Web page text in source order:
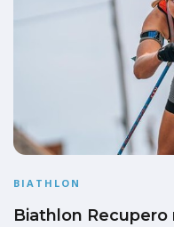
BIATHLON
Biathlon Recupero